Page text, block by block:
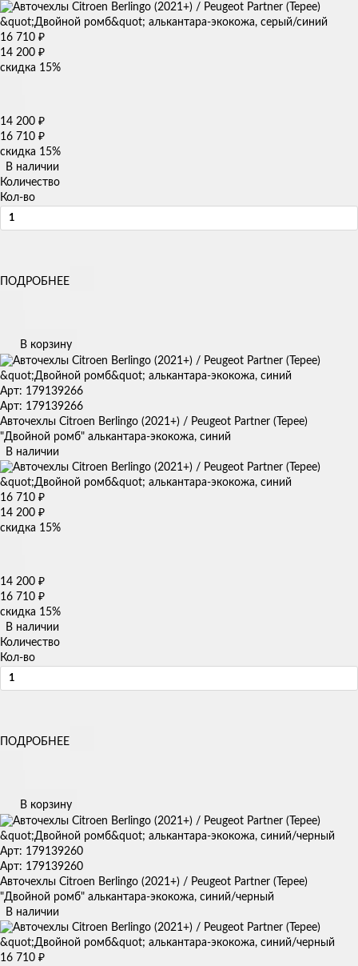
16 710 ₽
14 200 ₽
скидка 15%
14 200 ₽
16 710 ₽
скидка 15%
В наличии
Количество
Кол-во
ПОДРОБНЕЕ
В корзину
Арт: 179139266
Арт: 179139266
Авточехлы Citroen Berlingo (2021+) / Peugeot Partner (Tepee)
"Двойной ромб" алькантара-экокожа, синий
В наличии
16 710 ₽
14 200 ₽
скидка 15%
14 200 ₽
16 710 ₽
скидка 15%
В наличии
Количество
Кол-во
ПОДРОБНЕЕ
В корзину
Арт: 179139260
Арт: 179139260
Авточехлы Citroen Berlingo (2021+) / Peugeot Partner (Tepee)
"Двойной ромб" алькантара-экокожа, синий/черный
В наличии
16 710 ₽